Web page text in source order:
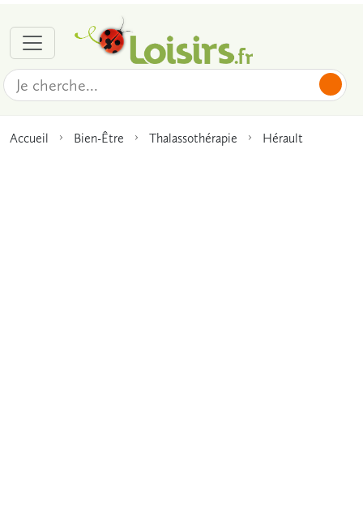
Accueil Bien-Être Thalassothérapie Hérault